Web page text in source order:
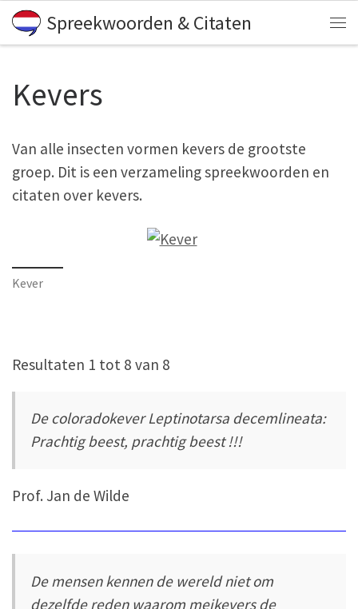
Skip to content
Spreekwoorden & Citaten
Kevers
Van alle insecten vormen kevers de grootste
groep. Dit is een verzameling spreekwoorden en
citaten over kevers.
Kever
Resultaten 1 tot 8 van 8
De coloradokever Leptinotarsa decemlineata:
Prachtig beest, prachtig beest !!!
Prof. Jan de Wilde
De mensen kennen de wereld niet om
dezelfde reden waarom meikevers de